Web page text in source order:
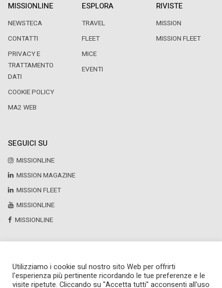
MISSIONLINE
NEWSTECA
CONTATTI
PRIVACY E
TRATTAMENTO
DATI
COOKIE POLICY
MA2 WEB
ESPLORA
TRAVEL
FLEET
MICE
EVENTI
RIVISTE
MISSION
MISSION FLEET
SEGUICI SU
MISSIONLINE
MISSION MAGAZINE
MISSION FLEET
MISSIONLINE
MISSIONLINE
Copyright © 2025 by Newsteca
P.Iva 13171520151
Newsteca S.r.l.
Utilizziamo i cookie sul nostro sito Web per offrirti
l'esperienza più pertinente ricordando le tue preferenze e le
visite ripetute. Cliccando su "Accetta tutti" acconsenti all'uso